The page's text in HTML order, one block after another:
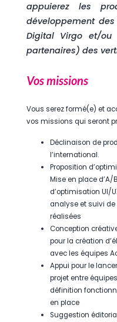
appuierez les
développement
Digital Virgo et/ou
partenaires) des
Vos missions
Vous serez formé(e) et
vos missions qui seront
Déclinaison de
l’international.
Proposition
Mise en place
d’optimisation UI/
analyse et suivi de
réalisées
Conception
pour la création
avec les équipes
Appui pour le
projet entre
définition
en place
Suggestion